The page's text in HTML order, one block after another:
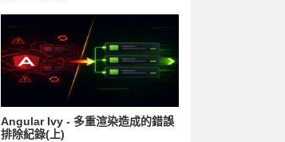
Angular Ivy - 多重渲染造成的錯誤
排除紀錄(上)